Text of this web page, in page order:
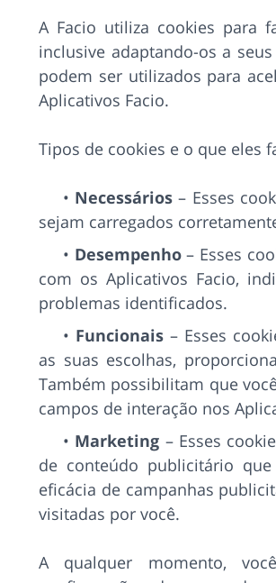
A Facio utiliza cookies para
inclusive adaptando-os a
podem ser utilizados para
Aplicativos Facio.
Tipos de cookies e o que eles
Necessários – Esses
sejam carregados
Desempenho– Esses
com os Aplicativos Facio,
problemas identificados.
Funcionais – Esses
as suas escolhas,
Também possibilitam que
campos de interação nos
Marketing – Esses
de conteúdo publicitário
eficácia de campanhas
visitadas por você.
A qualquer momento,